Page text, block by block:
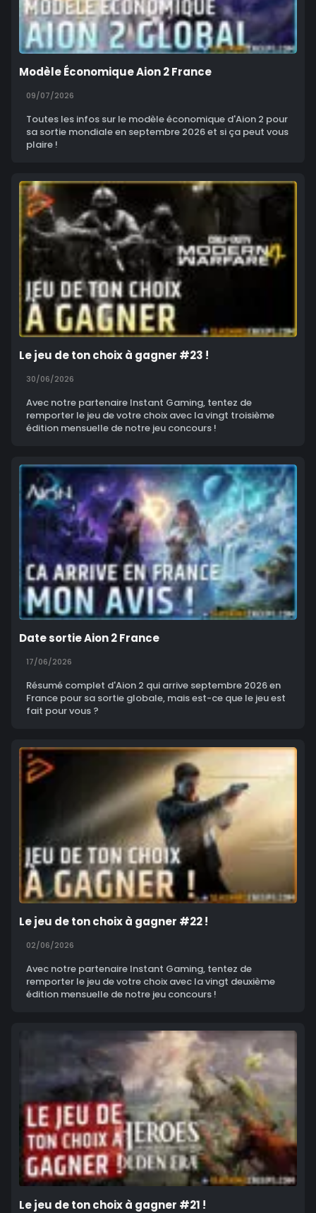
Modèle Économique Aion 2 France
09/07/2026
Toutes les infos sur le modèle économique d'Aion 2 pour
sa sortie mondiale en septembre 2026 et si ça peut vous
plaire !
Le jeu de ton choix à gagner #23 !
30/06/2026
Avec notre partenaire Instant Gaming, tentez de
remporter le jeu de votre choix avec la vingt troisième
édition mensuelle de notre jeu concours !
Date sortie Aion 2 France
17/06/2026
Résumé complet d'Aion 2 qui arrive septembre 2026 en
France pour sa sortie globale, mais est-ce que le jeu est
fait pour vous ?
Le jeu de ton choix à gagner #22 !
02/06/2026
Avec notre partenaire Instant Gaming, tentez de
remporter le jeu de votre choix avec la vingt deuxième
édition mensuelle de notre jeu concours !
Le jeu de ton choix à gagner #21 !